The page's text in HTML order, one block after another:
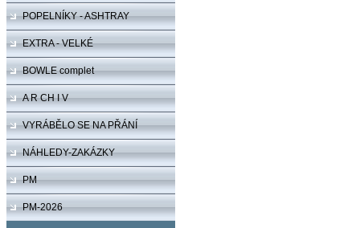
POPELNÍKY - ASHTRAY
EXTRA - VELKÉ
BOWLE complet
A R CH I V
VYRÁBĚLO SE NA PŘÁNÍ
NÁHLEDY-ZAKÁZKY
PM
PM-2026